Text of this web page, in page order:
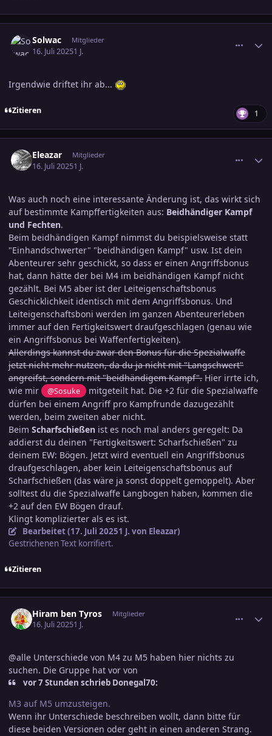
Solwac Mitglieder
16. Juli 20251 J.
Irgendwie driftet ihr ab...
Zitieren 1
Eleazar Mitglieder
16. Juli 20251 J.
Was auch noch eine interessante Änderung ist, das wirkt sich
auf bestimmte Kampffertigkeiten aus: Beidhändiger Kampf
und Fechten.
Beim beidhändigen Kampf nimmst du beispielsweise statt
"Einhandschwerter" "beidhändigen Kampf" usw. Ist dein
Abenteurer sehr geschickt, so dass er einen Angriffsbonus
hat, dann hätte der bei M4 im beidhändigen Kampf nicht
gezählt. Bei M5 aber ist der Leiteigenschaftsbonus
Geschicklichkeit identisch mit dem Angriffsbonus. Und
Leiteigenschaftsboni werden im ganzen Abenteurerleben
immer auf den Fertigkeitswert draufgeschlagen (genau wie
ein Angriffsbonus bei Waffenfertigkeiten).
Allerdings kannst du zwar den Bonus für die Spezialwaffe
jetzt nicht mehr nutzen, da du ja nicht mit "Langschwert"
angreifst, sondern mit "beidhändigem Kampf". Hier irrte ich,
wie mir
@Sosuke
mitgeteilt hat. Die +2 für die Spezialwaffe
dürfen bei einem Angriff pro Kampfrunde dazugezählt
werden, beim zweiten aber nicht.
Beim Scharfschießen ist es noch mal anders geregelt: Da
addierst du deinen "Fertigkeitswert: Scharfschießen" zu
deinem EW: Bögen. Jetzt wird eventuell ein Angriffsbonus
draufgeschlagen, aber kein Leiteigenschaftsbonus auf
Scharfschießen (das wäre ja sonst doppelt gemoppelt). Aber
solltest du die Spezialwaffe Langbogen haben, kommen die
+2 auf den EW Bögen drauf.
Klingt komplizierter als es ist.
Bearbeitet (17. Juli 20251 J. von Eleazar)
Gestrichenen Text korrifiert.
Zitieren
Hiram ben Tyros Mitglieder
16. Juli 20251 J.
@alle Unterschiede von M4 zu M5 haben hier nichts zu
suchen. Die Gruppe hat vor von
vor 7 Stunden schrieb Donegal70:
M3 auf M5 umzusteigen.
Wenn ihr Unterschiede beschreiben wollt, dann bitte für
diese beiden Versionen oder geht in einen anderen Strang.